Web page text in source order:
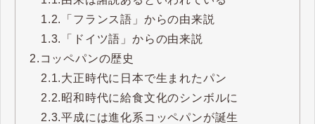
1.2.
「フランス語」からの由来説
1.3.
「ドイツ語」からの由来説
2. コッペパンの歴史
2.1.大正時代に日本で生まれたパン
2.2.昭和時代に給食文化のシンボルに
2.3.平成には進化系コッペパンが誕生